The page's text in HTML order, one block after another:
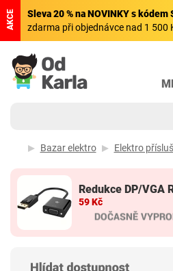
AKCE Sleva 20 % na NOVINKY s kódem
zdarma při objednávce nad 1 500
Bazar elektro Elektro
Redukce DP/VGA
59 Kč